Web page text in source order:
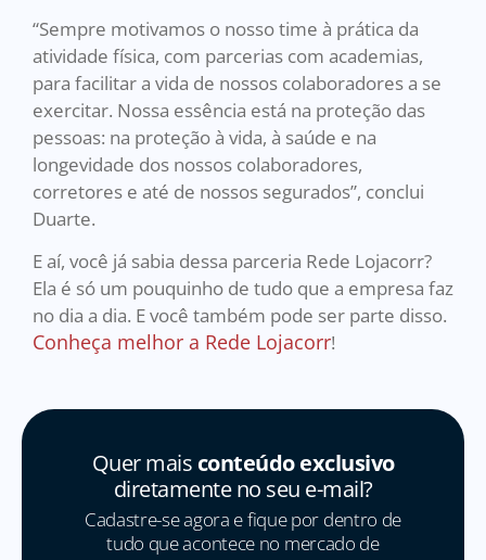
“Sempre motivamos o nosso time à prática da
atividade física, com parcerias com academias,
para facilitar a vida de nossos colaboradores a se
exercitar. Nossa essência está na proteção das
pessoas: na proteção à vida, à saúde e na
longevidade dos nossos colaboradores,
corretores e até de nossos segurados”, conclui
Duarte.
E aí, você já sabia dessa parceria Rede Lojacorr?
Ela é só um pouquinho de tudo que a empresa faz
no dia a dia. E você também pode ser parte disso.
Conheça melhor a Rede Lojacorr!
Quer mais conteúdo exclusivo
diretamente no seu e-mail?
Cadastre-se agora e fique por dentro de
tudo que acontece no mercado de